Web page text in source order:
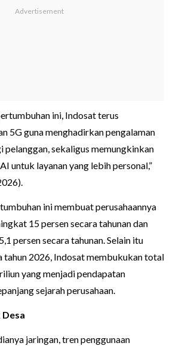
ini, Indosat terus
5G guna menghadirkan pengalaman
pelanggan, sekaligus memungkinkan
untuk layanan yang lebih personal,”
ini membuat perusahaannya
15 persen secara tahunan dan
persen secara tahunan. Selain itu
tahun 2026, Indosat membukukan total
yang menjadi pendapatan
sejarah perusahaan.
jaringan, tren penggunaan